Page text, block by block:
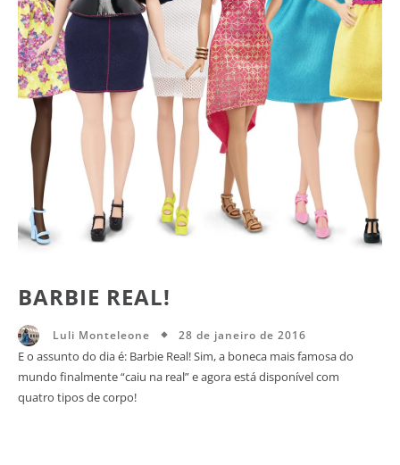
BARBIE REAL!
Luli Monteleone 28 de janeiro de 2016
E o assunto do dia é: Barbie Real! Sim, a boneca mais famosa do
mundo finalmente “caiu na real” e agora está disponível com
quatro tipos de corpo!